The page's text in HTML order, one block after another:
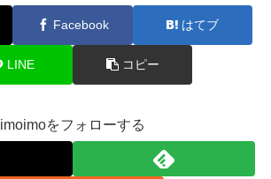
Facebook はてブ
LINE コピー
imoimoをフォローする